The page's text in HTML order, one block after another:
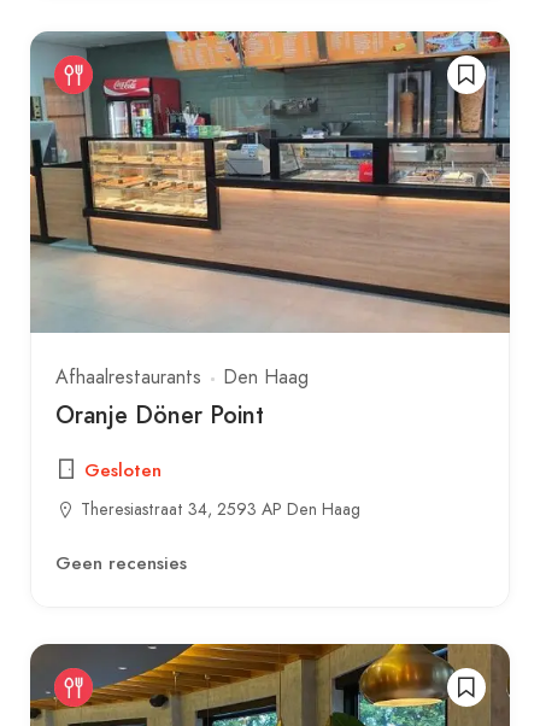
Afhaalrestaurants Den Haag
Oranje Döner Point
Gesloten
Theresiastraat 34, 2593 AP Den Haag
Geen recensies